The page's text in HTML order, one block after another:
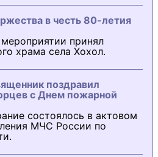
в честь 80-летия
принял
храма села Хохол.
поздравил
с Днем пожарной
состоялось в актовом
МЧС России по